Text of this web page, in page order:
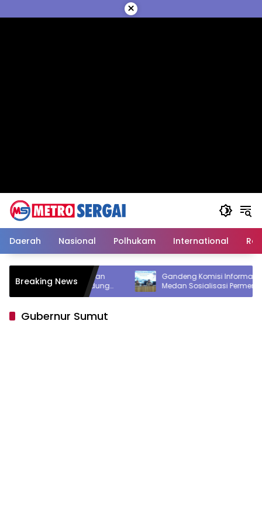
ke
×
Daerah Nasional Polhukam International
Breaking News
Gedung
Gandeng Komisi Informasi, Pemko
Medan Sosialisasi Permendagri No 2
Tahun 2026
Gubernur Sumut